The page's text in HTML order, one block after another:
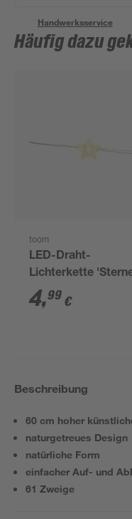
Handwerksservice
Häufig dazu
toom
LED-Draht-
Lichterkette
20 LEDs warmweiß
150 cm
4,99 €
Beschreibung
60 cm hoher
naturgetreues Design
natürliche Form
einfacher Auf- und
61 Zweige